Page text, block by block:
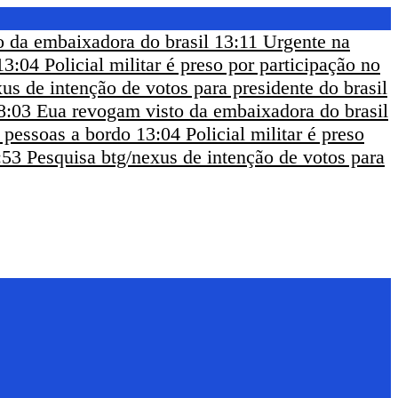
da embaixadora do brasil 13:11 Urgente na
Policial militar é preso por participação no
de intenção de votos para presidente do brasil
Eua revogam visto da embaixadora do brasil
a bordo 13:04 Policial militar é preso
Pesquisa btg/nexus de intenção de votos para